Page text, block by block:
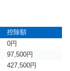
控除額
0円
97,500円
427,500円